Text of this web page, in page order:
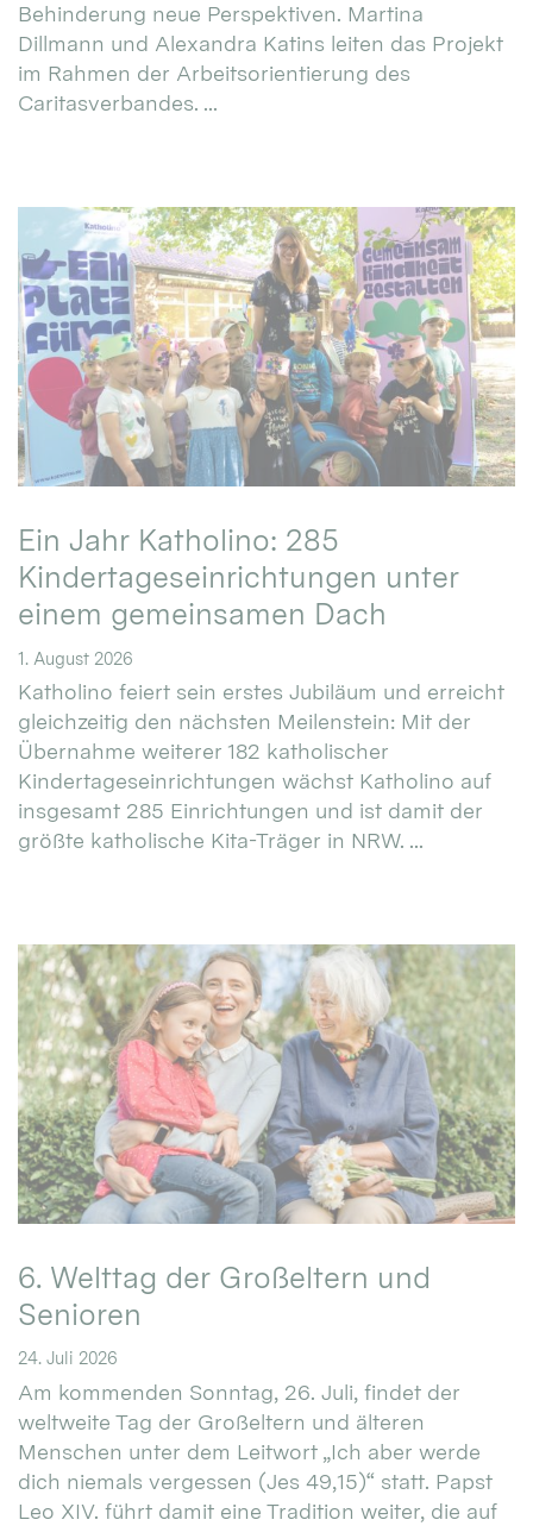
Behinderung neue Perspektiven. Martina
Dillmann und Alexandra Katins leiten das Projekt
im Rahmen der Arbeitsorientierung des
Caritasverbandes. ...
Ein Jahr Katholino: 285
Kindertageseinrichtungen unter
einem gemeinsamen Dach
1. August 2026
Katholino feiert sein erstes Jubiläum und erreicht
gleichzeitig den nächsten Meilenstein: Mit der
Übernahme weiterer 182 katholischer
Kindertageseinrichtungen wächst Katholino auf
insgesamt 285 Einrichtungen und ist damit der
größte katholische Kita-Träger in NRW. ...
6. Welttag der Großeltern und
Senioren
24. Juli 2026
Am kommenden Sonntag, 26. Juli, findet der
weltweite Tag der Großeltern und älteren
Menschen unter dem Leitwort „Ich aber werde
dich niemals vergessen (Jes 49,15)“ statt. Papst
Leo XIV. führt damit eine Tradition weiter, die auf